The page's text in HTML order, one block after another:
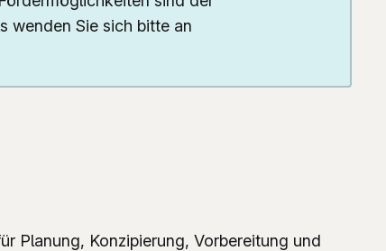
wenden Sie sich bitte an
Planung, Konzipierung, Vorbereitung und